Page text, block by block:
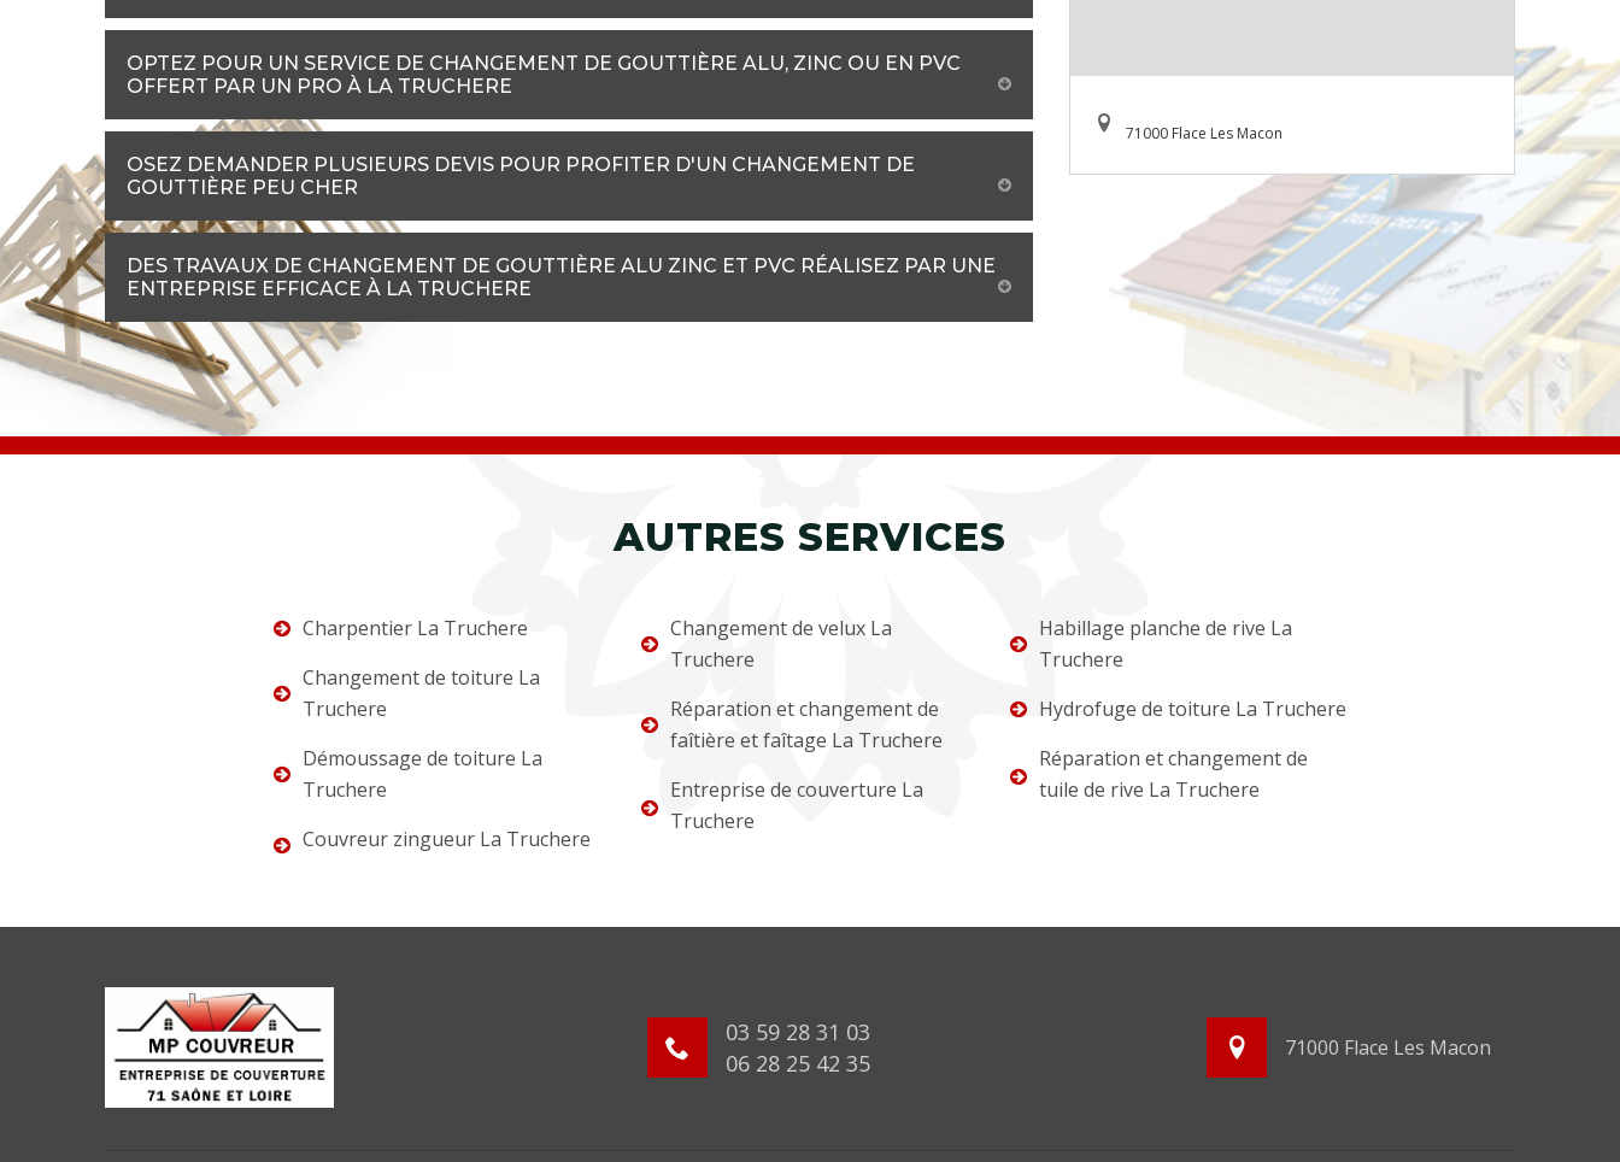
OPTEZ POUR UN SERVICE DE CHANGEMENT DE GOUTTIÈRE ALU, ZINC OU EN PVC
OFFERT PAR UN PRO À LA TRUCHERE
OSEZ DEMANDER PLUSIEURS DEVIS POUR PROFITER D'UN CHANGEMENT DE
GOUTTIÈRE PEU CHER
DES TRAVAUX DE CHANGEMENT DE GOUTTIÈRE ALU ZINC ET PVC RÉALISEZ PAR UNE
ENTREPRISE EFFICACE À LA TRUCHERE
71000 Flace Les Macon
AUTRES SERVICES
Charpentier La Truchere
Changement de toiture La
Truchere
Démoussage de toiture La
Truchere
Couvreur zingueur La Truchere
Changement de velux La
Truchere
Réparation et changement de
faîtière et faîtage La Truchere
Entreprise de couverture La
Truchere
Habillage planche de rive La
Truchere
Hydrofuge de toiture La Truchere
Réparation et changement de
tuile de rive La Truchere
03 59 28 31 03
06 28 25 42 35
71000 Flace Les Macon